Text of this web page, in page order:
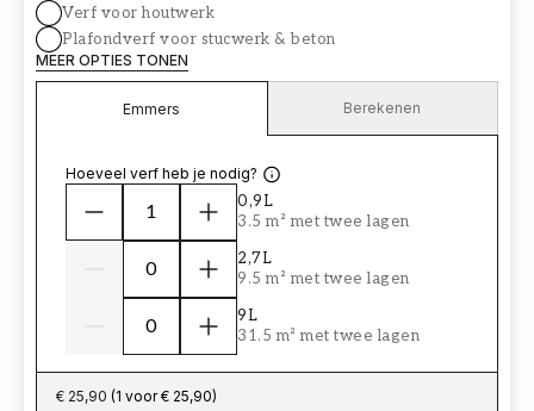
Verf voor houtwerk
Plafondverf voor stucwerk & beton
MEER OPTIES TONEN
Emmers Berekenen
Hoeveel verf heb je nodig?
0,9L
3.5 m² met twee lagen
2,7L
9.5 m² met twee lagen
9L
31.5 m² met twee lagen
€ 25,90 (1 voor € 25,90)